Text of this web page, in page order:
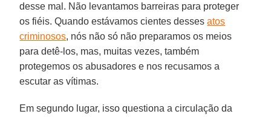
desse mal. Não levantamos barreiras para proteger
os fiéis. Quando estávamos cientes dessesatos
criminosos, nós não só não preparamos os meios
para detê-los, mas, muitas vezes, também
protegemos os abusadores e nos recusamos a
escutar as vítimas.
Em segundo lugar, isso questiona a circulação da